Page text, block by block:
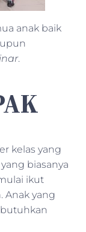
anak baik
.
kelas yang
biasanya
ikut
Anak yang